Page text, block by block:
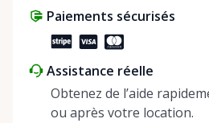
Paiements sécurisés
Assistance réelle
Obtenez de l’aide
ou après votre location.